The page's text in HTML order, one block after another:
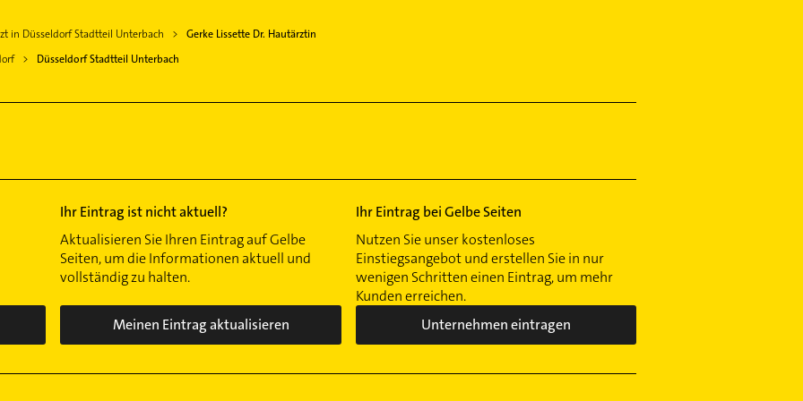
in Düsseldorf Stadtteil Unterbach
Gerke Lissette Dr. Hautärztin
Düsseldorf Stadtteil Unterbach
Ihr Eintrag ist nicht aktuell?
Aktualisieren Sie Ihren Eintrag auf Gelbe
Seiten, um die Informationen aktuell und
vollständig zu halten.
Meinen Eintrag aktualisieren
Ihr Eintrag bei Gelbe Seiten
Nutzen Sie unser kostenloses
Einstiegsangebot und erstellen Sie in nur
wenigen Schritten einen Eintrag, um mehr
Kunden erreichen.
Unternehmen eintragen